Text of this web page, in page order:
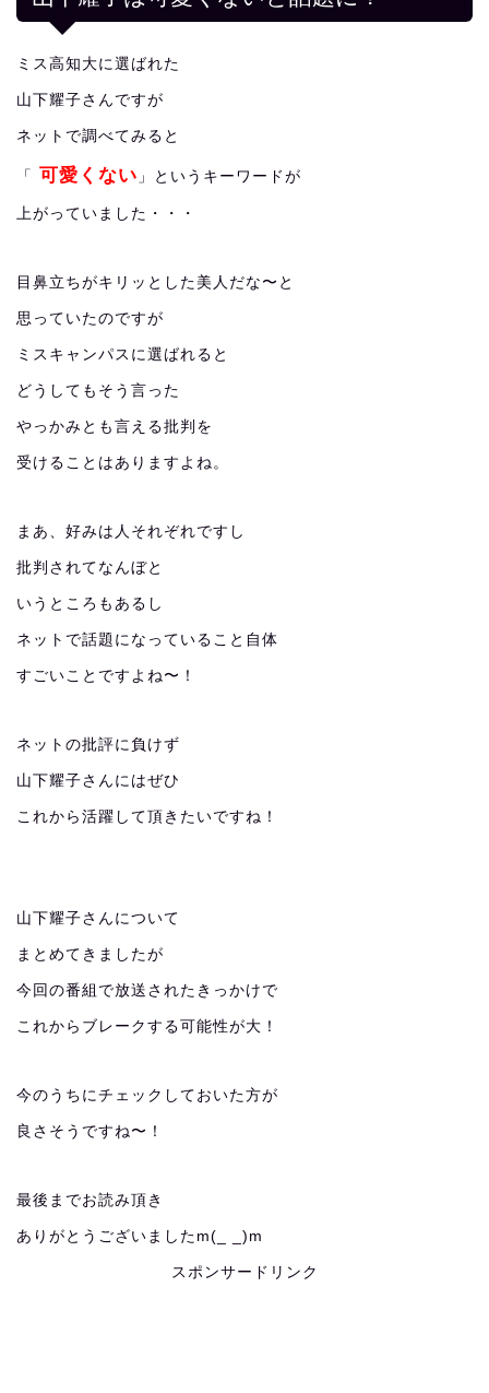
ミス高知大に選ばれた
山下耀子さんですが
ネットで調べてみると
「 可愛くない 」というキーワードが
上がっていました・・・
目鼻立ちがキリッとした美人だな〜と
思っていたのですが
ミスキャンパスに選ばれると
どうしてもそう言った
やっかみとも言える批判を
受けることはありますよね。
まあ、好みは人それぞれですし
批判されてなんぼと
いうところもあるし
ネットで話題になっていること自体
すごいことですよね〜！
ネットの批評に負けず
山下耀子さんにはぜひ
これから活躍して頂きたいですね！
山下耀子さんについて
まとめてきましたが
今回の番組で放送されたきっかけで
これからブレークする可能性が大！
今のうちにチェックしておいた方が
良さそうですね〜！
最後までお読み頂き
ありがとうございましたm(_ _)m
スポンサードリンク